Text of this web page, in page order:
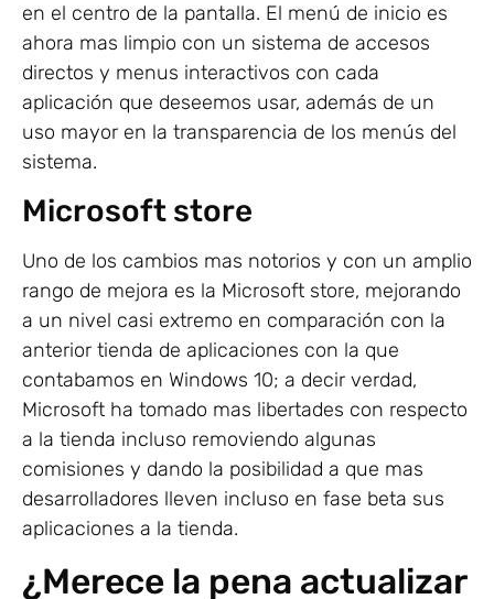
en el centro de la pantalla. El menú de inicio es
ahora mas limpio con un sistema de accesos
directos y menus interactivos con cada
aplicación que deseemos usar, además de un
uso mayor en la transparencia de los menús del
sistema.
Microsoft store
Uno de los cambios mas notorios y con un amplio
rango de mejora es la Microsoft store, mejorando
a un nivel casi extremo en comparación con la
anterior tienda de aplicaciones con la que
contabamos en Windows 10; a decir verdad,
Microsoft ha tomado mas libertades con respecto
a la tienda incluso removiendo algunas
comisiones y dando la posibilidad a que mas
desarrolladores lleven incluso en fase beta sus
aplicaciones a la tienda.
¿Merece la pena actualizar